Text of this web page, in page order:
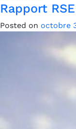
Rapport
Posted on octobre